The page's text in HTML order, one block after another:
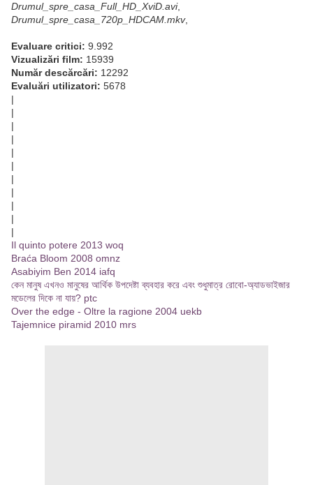
Drumul_spre_casa_Full_HD_XviD.avi,
Drumul_spre_casa_720p_HDCAM.mkv,
Evaluare critici: 9.992
Vizualizări film: 15939
Număr descărcări: 12292
Evaluări utilizatori: 5678
|
|
|
|
|
|
|
|
|
|
|
Il quinto potere 2013 woq
Braća Bloom 2008 omnz
Asabiyim Ben 2014 iafq
কেন মানুষ এখনও মানুষের আর্থিক উপদেষ্টা ব্যবহার করে এবং শুধুমাত্র রোবো-অ্যাডভাইজার
মডেলের দিকে না যায়? ptc
Over the edge - Oltre la ragione 2004 uekb
Tajemnice piramid 2010 mrs